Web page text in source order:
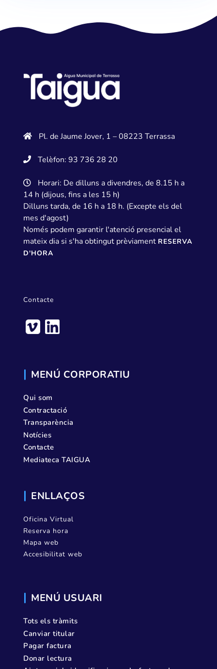
Pl. de Jaume Jover, 1 – 08223 Terrassa
Telèfon: 93 736 28 20
Horari: De dilluns a divendres, de 8.15 h a
14 h (dijous, fins a les 15 h)
Dilluns tarda, de 16 h a 18 h. (Excepte els del
mes d'agost)
Només podem garantir l'atenció presencial el
mateix dia si s'ha obtingut prèviament RESERVA
D'HORA
Contacte
MENÚ CORPORATIU
Qui som
Contractació
Transparència
Notícies
Contacte
Mediateca TAIGUA
ENLLAÇOS
Oficina Virtual
Reserva hora
Mapa web
Accesibilitat web
MENÚ USUARI
Tots els tràmits
Canviar titular
Pagar factura
Donar lectura